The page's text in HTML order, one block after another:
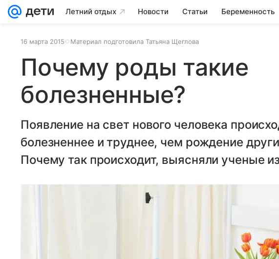
Летний отдых Новости Статьи Беременность
16 марта 2015 Материал подготовила Татьяна Щеглова
Почему роды такие
болезненные?
Появление на свет нового человека
болезненнее и труднее, чем рождение
Почему так происходит, выясняли ученые